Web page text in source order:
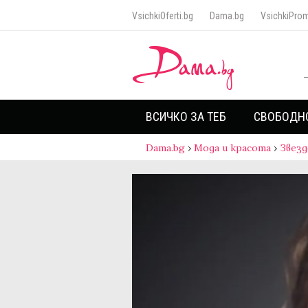
VsichkiOferti.bg Dama.bg
ВСИЧКО ЗА ТЕБ
Dama.bg › Мода и красота ›